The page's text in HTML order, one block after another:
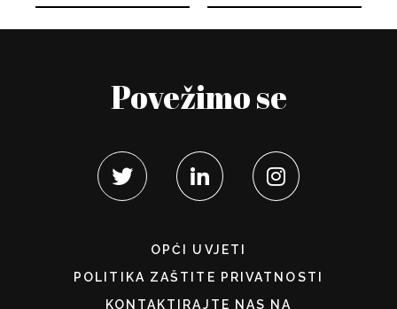
Povežimo se
OPĆI UVJETI
POLITIKA ZAŠTITE PRIVATNOSTI
KONTAKTIRAJTE NAS NA